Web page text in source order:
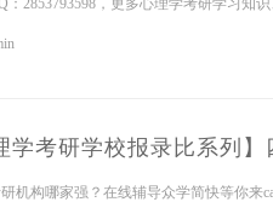
：2853793598，更多心理学考研学习
学考研学校报录比系列
机构哪家强？在线辅导众学简快等你来